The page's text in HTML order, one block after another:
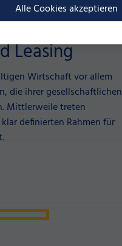
Alle Cookies akzeptieren
Leasing
Wirtschaft vor allem
die ihrer gesellschaftlichen
Mittlerweile treten
definierten Rahmen für